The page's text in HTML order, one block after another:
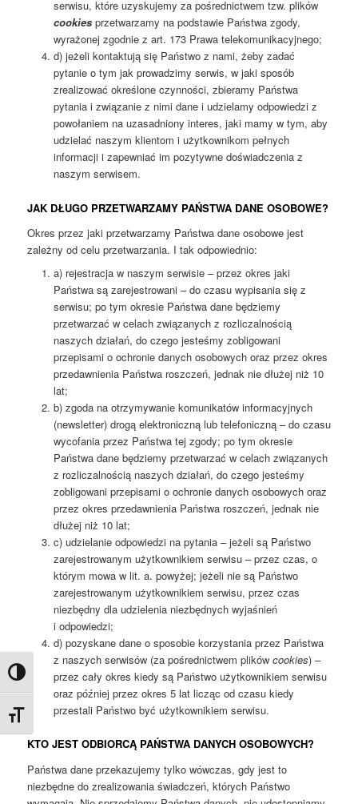
Przełącz wysoki kontrast
Zmień rozmiar czcionek
serwisu, które uzyskujemy za pośrednictwem tzw. plików
cookiesprzetwarzamy na podstawie Państwa zgody,
wyrażonej zgodnie z art. 173 Prawa telekomunikacyjnego;
d) jeżeli kontaktują się Państwo z nami, żeby zadać
pytanie o tym jak prowadzimy serwis, w jaki sposób
zrealizować określone czynności, zbieramy Państwa
pytania i związanie z nimi dane i udzielamy odpowiedzi z
powołaniem na uzasadniony interes, jaki mamy w tym, aby
udzielać naszym klientom i użytkownikom pełnych
informacji i zapewniać im pozytywne doświadczenia z
naszym serwisem.
JAK DŁUGO PRZETWARZAMY PAŃSTWA DANE OSOBOWE?
Okres przez jaki przetwarzamy Państwa dane osobowe jest
zależny od celu przetwarzania. I tak odpowiednio:
a) rejestracja w naszym serwisie – przez okres jaki
Państwa są zarejestrowani – do czasu wypisania się z
serwisu; po tym okresie Państwa dane będziemy
przetwarzać w celach związanych z rozliczalnością
naszych działań, do czego jesteśmy zobligowani
przepisami o ochronie danych osobowych oraz przez okres
przedawnienia Państwa roszczeń, jednak nie dłużej niż 10
lat;
b) zgoda na otrzymywanie komunikatów informacyjnych
(newsletter) drogą elektroniczną lub telefoniczną – do czasu
wycofania przez Państwa tej zgody; po tym okresie
Państwa dane będziemy przetwarzać w celach związanych
z rozliczalnością naszych działań, do czego jesteśmy
zobligowani przepisami o ochronie danych osobowych oraz
przez okres przedawnienia Państwa roszczeń, jednak nie
dłużej niż 10 lat;
c) udzielanie odpowiedzi na pytania – jeżeli są Państwo
zarejestrowanym użytkownikiem serwisu – przez czas, o
którym mowa w lit. a. powyżej; jeżeli nie są Państwo
zarejestrowanym użytkownikiem serwisu, przez czas
niezbędny dla udzielenia niezbędnych wyjaśnień
i odpowiedzi;
d) pozyskane dane o sposobie korzystania przez Państwa
z naszych serwisów (za pośrednictwem plików cookies) –
przez cały okres kiedy są Państwo użytkownikiem serwisu
oraz później przez okres 5 lat licząc od czasu kiedy
przestali Państwo być użytkownikiem serwisu.
KTO JEST ODBIORCĄ PAŃSTWA DANYCH OSOBOWYCH?
Państwa dane przekazujemy tylko wówczas, gdy jest to
niezbędne do zrealizowania świadczeń, których Państwo